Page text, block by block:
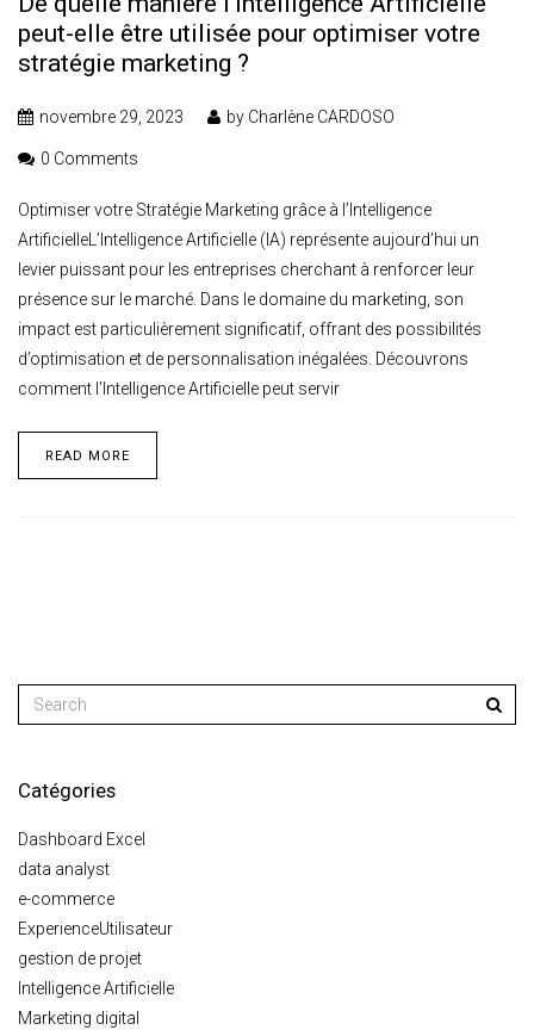
peut-elle être utilisée pour optimiser votre
stratégie marketing ?
novembre 29, 2023 by Charlène CARDOSO
0 Comments
Optimiser votre Stratégie Marketing grâce à l’Intelligence
ArtificielleL’Intelligence Artificielle (IA) représente aujourd’hui un
levier puissant pour les entreprises cherchant à renforcer leur
présence sur le marché. Dans le domaine du marketing, son
impact est particulièrement significatif, offrant des possibilités
d’optimisation et de personnalisation inégalées. Découvrons
comment l’Intelligence Artificielle peut servir
READ MORE
Catégories
Dashboard Excel
data analyst
e-commerce
ExperienceUtilisateur
gestion de projet
Intelligence Artificielle
Marketing digital